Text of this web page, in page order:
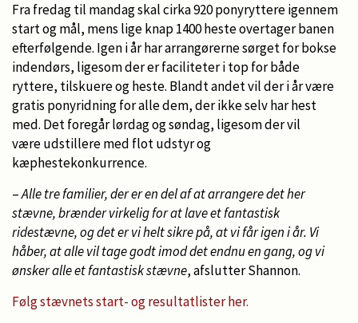
Fra fredag til mandag skal cirka 920 ponyryttere igennem
start og mål, mens lige knap 1400 heste overtager banen
efterfølgende. Igen i år har arrangørerne sørget for bokse
indendørs, ligesom der er faciliteter i top for både
ryttere, tilskuere og heste. Blandt andet vil der i år være
gratis ponyridning for alle dem, der ikke selv har hest
med. Det foregår lørdag og søndag, ligesom der vil
være udstillere med flot udstyr og
kæphestekonkurrence.
–Alle tre familier, der er en del af at arrangere det her
stævne, brænder virkelig for at lave et fantastisk
ridestævne, og det er vi helt sikre på, at vi får igen i år. Vi
håber, at alle vil tage godt imod det endnu en gang, og vi
ønsker alle et fantastisk stævne, afslutter Shannon.
Følg stævnets start- og resultatlister her.